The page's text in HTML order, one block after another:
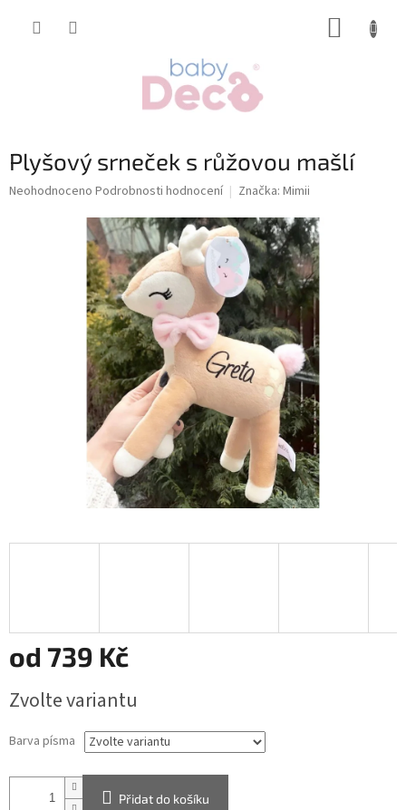
Plyšový srneček s růžovou mašlí
Průměrné
Neohodnoceno Podrobnosti hodnocení Značka: Mimii
od 739 Kč
cena:
Zvolte variantu
Barva písma
Přidat do košíku